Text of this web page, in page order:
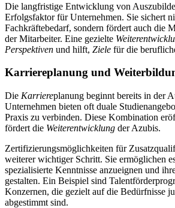
Die langfristige Entwicklung von
Erfolgsfaktor für Unternehmen. Sie sichert
Fachkräftebedarf, sondern fördert auch die
der Mitarbeiter. Eine gezielte
Perspektiven und hilft, Ziele für die
Karriereplanung und
Die Karriereplanung beginnt bereits in der
Unternehmen bieten oft duale
Praxis zu verbinden. Diese Kombination
fördert die Weiterentwicklung der Azubis.
Zertifizierungsmöglichkeiten für
weiterer wichtiger Schritt. Sie ermöglichen
spezialisierte Kenntnisse anzueignen und
gestalten. Ein Beispiel sind
Konzernen, die gezielt auf die Bedürfnisse
abgestimmt sind.